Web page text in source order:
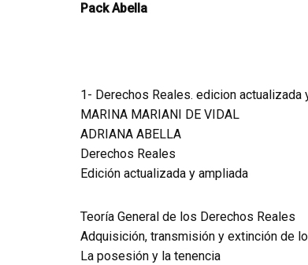
Pack Abella
1- Derechos Reales. edicion actualizada
MARINA MARIANI DE VIDAL
ADRIANA ABELLA
Derechos Reales
Edición actualizada y ampliada
Teoría General de los Derechos Reales
Adquisición, transmisión y extinción de
La posesión y la tenencia